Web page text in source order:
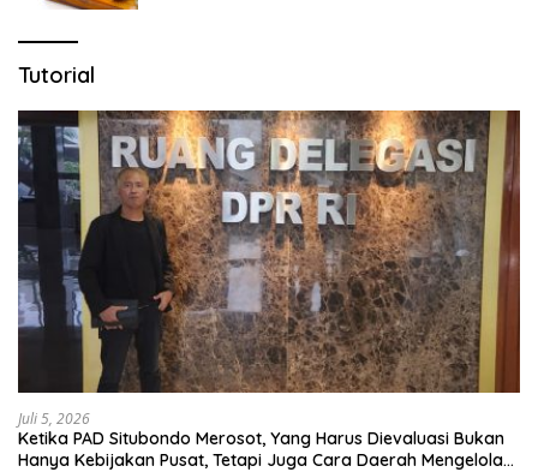
Tutorial
Juli 5, 2026
Ketika PAD Situbondo Merosot, Yang Harus Dievaluasi Bukan
Hanya Kebijakan Pusat, Tetapi Juga Cara Daerah Mengelola